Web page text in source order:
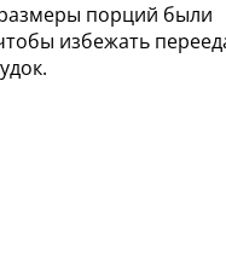
порций были
избежать